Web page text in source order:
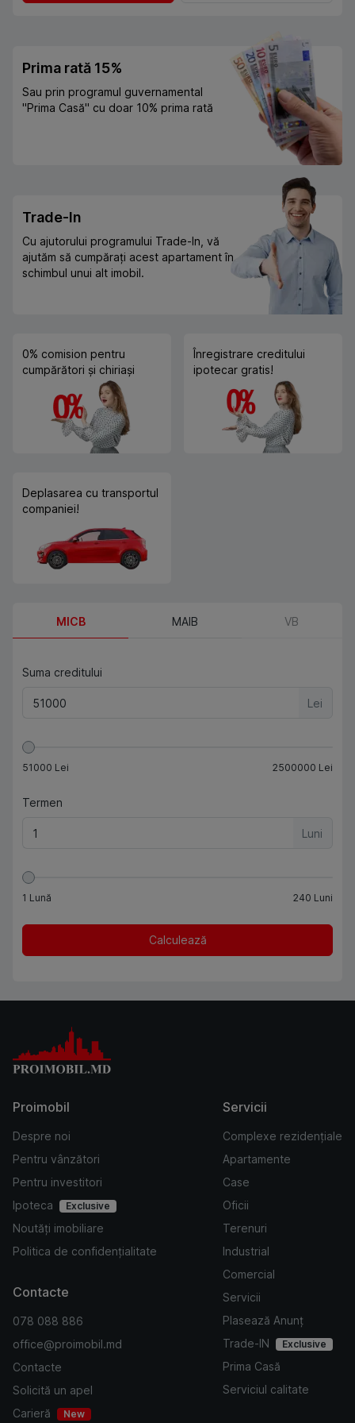
Prima rată 15%
Sau prin programul guvernamental
"Prima Casă" cu doar 10% prima rată
Trade-In
Cu ajutorului programului Trade-In, vă
ajutăm să cumpărați acest apartament în
schimbul unui alt imobil.
0% comision pentru
cumpărători și chiriași
Înregistrare creditului
ipotecar gratis!
Deplasarea cu transportul
companiei!
MICB MAIB VB
Suma creditului
Lei
51000 Lei 2500000 Lei
Termen
Luni
1 Lună 240 Luni
Calculează
Proimobil
Despre noi
Pentru vânzători
Pentru investitori
Ipoteca
Exclusive
Noutăți imobiliare
Politica de confidențialitate
Servicii
Complexe rezidențiale
Apartamente
Case
Oficii
Terenuri
Industrial
Comercial
Servicii
Plasează Anunț
Trade-IN
Exclusive
Prima Casă
Serviciul calitate
Contacte
078 088 886
office@proimobil.md
Contacte
Solicită un apel
Carieră
New